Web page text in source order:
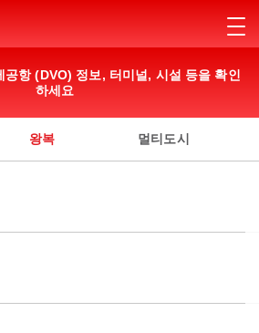
공항 (DVO) 정보, 터미널, 시설 등을 확인
하세요
왕복 멀티도시